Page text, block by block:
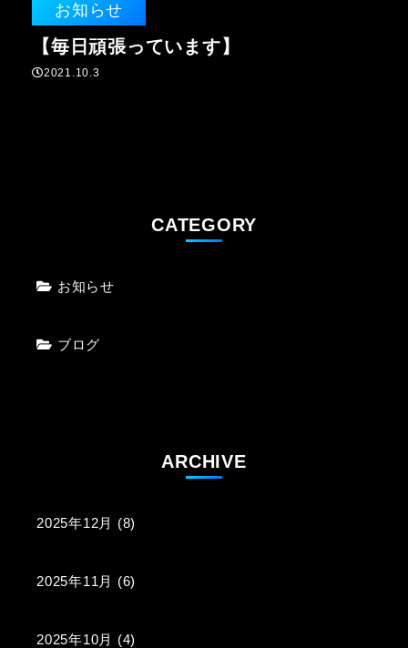
お知らせ
【毎日頑張っています】
2021.10.3
CATEGORY
お知らせ
ブログ
ARCHIVE
2025年12月 (8)
2025年11月 (6)
2025年10月 (4)